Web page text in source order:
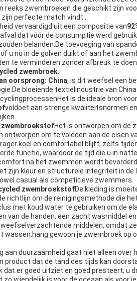
reeks zwembroeken die geschikt zijn
zijn perfecte match vindt..
vervaardigd uit een compositie van
dat vóór de consumptie werd
belanden.De toevoeging van
u nu in de golven duikt of aan het
te verminderen zonder afbreuk te
zwembroek.
oorsprong: China, is dit weefsel een
bloeiende textielindustrie van
is de ideale bron
voldoet aan strenge kwaliteitsnormen
zwembroekstofHet is ontworpen om de
ontworpen om te voldoen aan de eisen
koel en comfortabel blijft, zelfs
functie, waardoor de tijd die u in
na het zwemmen wordt
zijn kleur en structurele integriteit in
casual als competitieve zwemmers.
zwembroekstofDe kleding is
richtlijn om de reinigingsmethode die
met koud water te gebruiken om de
van de handen, een zacht wasmiddel
middelen, omdat
wassen,hang gewoon je zwembroek
aan duurzaamheid gaat niet alleen
product dat de tand des tijds kan
dat er goed uitziet en goed presteert; u